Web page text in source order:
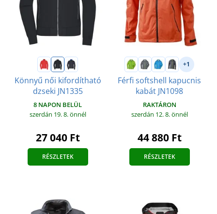
Könnyű női kifordítható
dzseki JN1335
8 NAPON BELÜL
szerdán 19. 8.önnél
27 040 Ft
RÉSZLETEK
+1
Férfi softshell kapucnis
kabát JN1098
RAKTÁRON
szerdán 12. 8.önnél
44 880 Ft
RÉSZLETEK